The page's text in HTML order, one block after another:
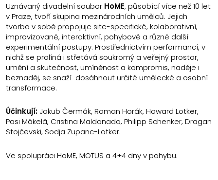
Uznávaný divadelní soubor HoME, působící více než 10 let
v Praze, tvoří skupina mezinárodních umělců. Jejich
tvorba v sobě propojuje site-specifické, kolaborativní,
improvizované, interaktivní, pohybové a různé další
experimentální postupy. Prostřednictvím performancí, v
nichž se prolíná i střetává soukromý a veřejný prostor,
umění a skutečnost, umíněnost a kompromis, naděje i
beznaděj, se snaží dosáhnout určité umělecké a osobní
transformace.
Účinkují: Jakub Čermák, Roman Horák, Howard Lotker,
Pasi Mäkelä, Cristina Maldonado, Philipp Schenker, Dragan
Stojčevski, Sodja Zupanc-Lotker.
Ve spolupráci HoME, MOTUS a 4+4 dny v pohybu.